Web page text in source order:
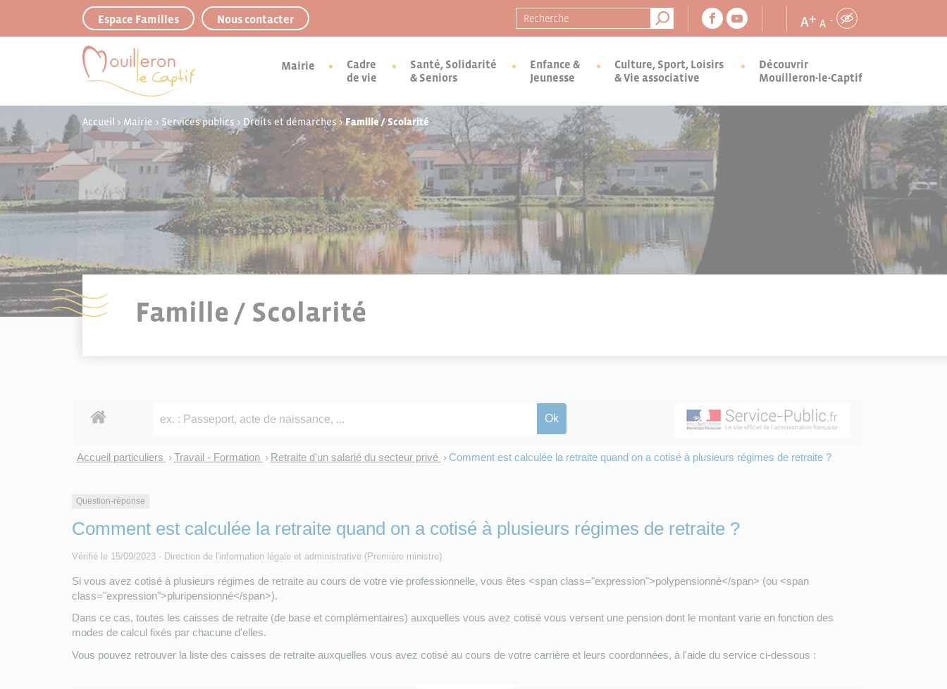
Espace Familles Nous contacter Recherche pour : A+ A -
Mairie
Cadre
de vie
Santé, Solidarité
& Seniors
Enfance &
Jeunesse
Culture, Sport, Loisirs
& Vie associative
Découvrir
Mouilleron-le-Captif
Accueil > Mairie > Services publics > Droits et démarches >Famille / Scolarité
Famille / Scolarité
Accueil particuliers > Travail - Formation > Retraite d'un salarié du secteur privé > Comment est calculée la retraite quand on a cotisé à plusieurs régimes de retraite ?
Question-réponse
Comment est calculée la retraite quand on a cotisé à plusieurs régimes de retraite ?
Vérifié le 15/09/2023 - Direction de l'information légale et administrative (Première ministre)
Si vous avez cotisé à plusieurs régimes de retraite au cours de votre vie professionnelle, vous êtes <span class="expression">polypensionné</span> (ou <span
class="expression">pluripensionné</span>).
Dans ce cas, toutes les caisses de retraite (de base et complémentaires) auxquelles vous avez cotisé vous versent une pension dont le montant varie en fonction des
modes de calcul fixés par chacune d'elles.
Vous pouvez retrouver la liste des caisses de retraite auxquelles vous avez cotisé au cours de votre carrière et leurs coordonnées, à l'aide du service ci-dessous :
Panneau de gestion des cookies